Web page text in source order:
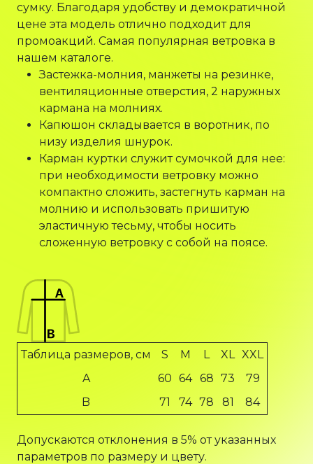
сумку. Благодаря удобству и демократичной
цене эта модель отлично подходит для
промоакций. Самая популярная ветровка в
нашем каталоге.
Застежка-молния, манжеты на резинке,
вентиляционные отверстия, 2 наружных
кармана на молниях.
Капюшон складывается в воротник, по
низу изделия шнурок.
Карман куртки служит сумочкой для нее:
при необходимости ветровку можно
компактно сложить, застегнуть карман на
молнию и использовать пришитую
эластичную тесьму, чтобы носить
сложенную ветровку с собой на поясе.
Таблица размеров, см S M L XL XXL
A
60 64 68 73
79
B
71 74 78 81 84
Допускаются отклонения в 5% от указанных
параметров по размеру и цвету.